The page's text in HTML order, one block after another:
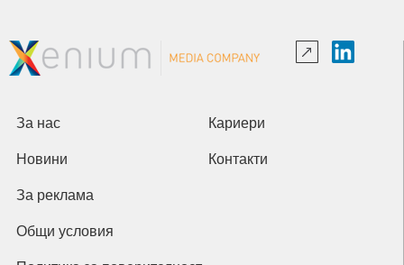
За нас Кариери
Новини Контакти
За реклама
Общи условия